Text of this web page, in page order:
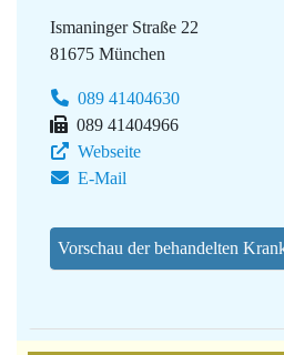
Ismaninger Straße 22
81675 München
089 41404630
089 41404966
Webseite
E-Mail
Vorschau der behandelten